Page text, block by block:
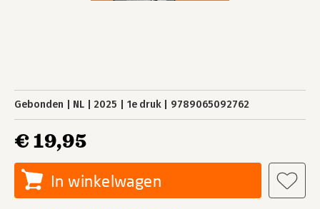
Gebonden NL 2025 1e druk 9789065092762
€ 19,95
In winkelwagen